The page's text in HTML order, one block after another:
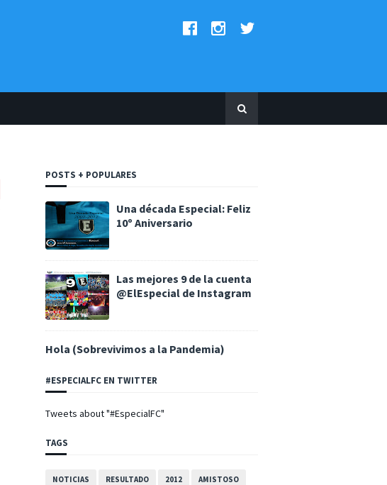
POSTS + POPULARES
Una década Especial: Feliz
10º Aniversario
Las mejores 9 de la cuenta
@ElEspecial de Instagram
Hola (Sobrevivimos a la Pandemia)
#ESPECIALFC EN TWITTER
Tweets about "#EspecialFC"
TAGS
NOTICIAS RESULTADO 2012 AMISTOSO